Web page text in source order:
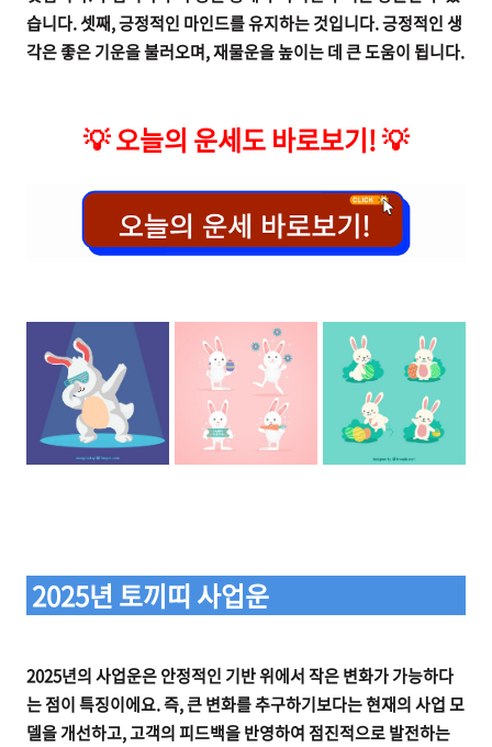
습니다. 셋째, 긍정적인 마인드를 유지하는 것입니다. 긍정적인 생
각은 좋은 기운을 불러오며, 재물운을 높이는 데 큰 도움이 됩니다.
💡오늘의 운세도 바로보기!💡
2025년 토끼띠 사업운
2025년의 사업운은 안정적인 기반 위에서 작은 변화가 가능하다
는 점이 특징이에요. 즉, 큰 변화를 추구하기보다는 현재의 사업 모
델을 개선하고, 고객의 피드백을 반영하여 점진적으로 발전하는